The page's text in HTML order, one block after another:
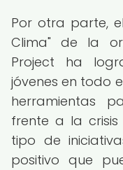
Por otra parte,
Clima" de la
Project ha
jóvenes en todo
herramientas
frente a la
tipo de
positivo que